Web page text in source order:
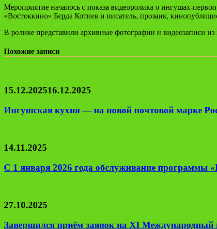
Мероприятие началось с показа видеоролика о ингушах-
«Востоккино» Берда Котиев и писатель, прозаик,
В ролике представили архивные фотографии и видеозаписи
Похожие записи
15.12.202516.12.2025
Ингушская кухня — на новой почтовой марке
14.11.2025
С 1 января 2026 года обслуживание программы
27.10.2025
Завершился приём заявок на XI Международный